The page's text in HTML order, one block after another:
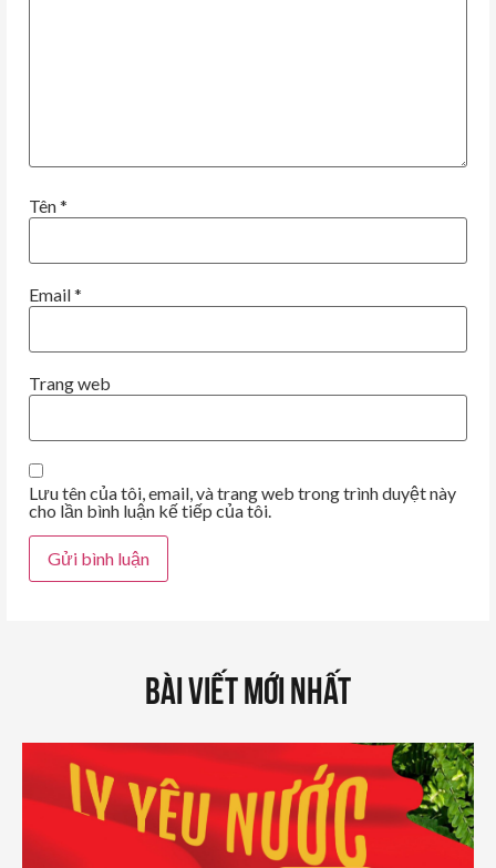
Tên*
Email*
Trang web
Lưu tên của tôi, email, và trang web trong trình duyệt này
cho lần bình luận kế tiếp của tôi.
Bài Viết Mới Nhất